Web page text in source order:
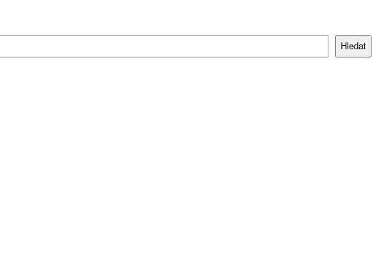
Hledat